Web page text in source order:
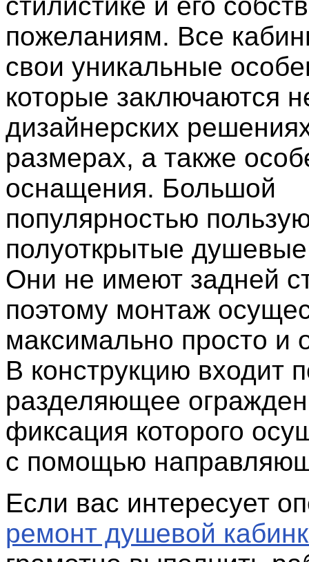
пожеланиям. Все
свои уникальные
которые заключаются
дизайнерских
размерах, а также
оснащения. Большой
популярностью
полуоткрытые
Они не имеют задней
поэтому монтаж
максимально просто и
В конструкцию входит
разделяющее
фиксация которого
с помощью
Если вас интересует
ремонт душевой